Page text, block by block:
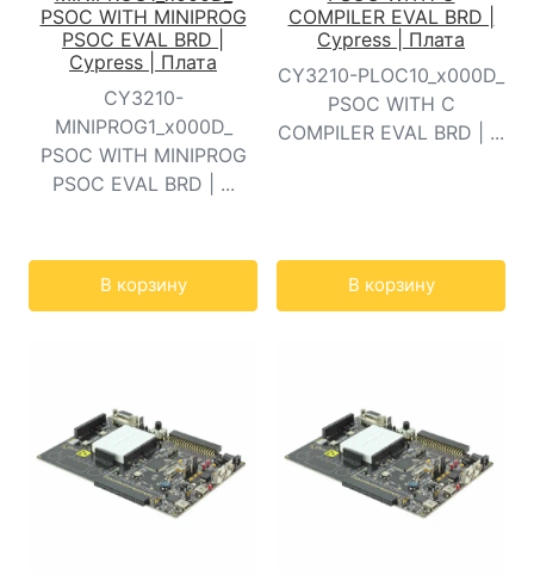
PSOC WITH MINIPROG
PSOC EVAL BRD |
Cypress | Плата
CY3210-
MINIPROG1_x000D_
PSOC WITH MINIPROG
PSOC EVAL BRD | ...
В корзину
COMPILER EVAL BRD |
Cypress | Плата
CY3210-PLOC10_x000D_
PSOC WITH C
COMPILER EVAL BRD | ...
В корзину